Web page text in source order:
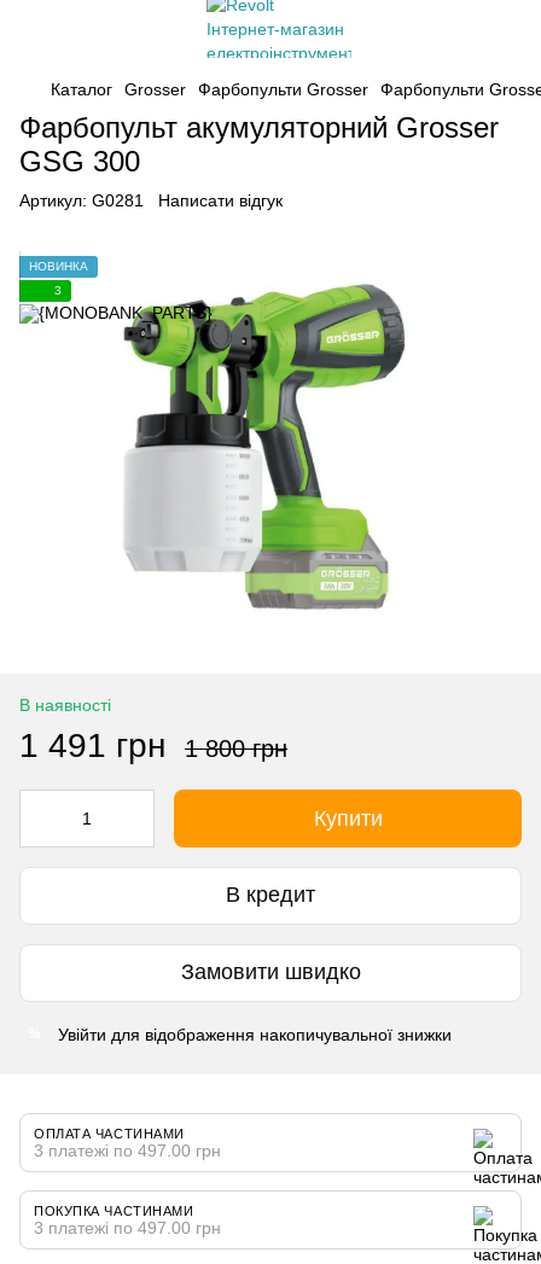
Каталог Grosser Фарбопульти Grosser Фарбопульти
Фарбопульт акумуляторний Grosser
GSG 300
Артикул: G0281 Написати відгук
НОВИНКА
3
В наявності
1 491 грн 1 800 грн
Купити
В кредит
Замовити швидко
Увійти для відображення накопичувальної знижки
ОПЛАТА ЧАСТИНАМИ
3 платежі по 497.00 грн
ПОКУПКА ЧАСТИНАМИ
3 платежі по 497.00 грн